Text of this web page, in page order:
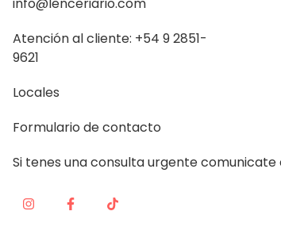
Atención al cliente: +54 9 2851-
9621
Locales
Formulario de contacto
Si tenes una consulta urgente